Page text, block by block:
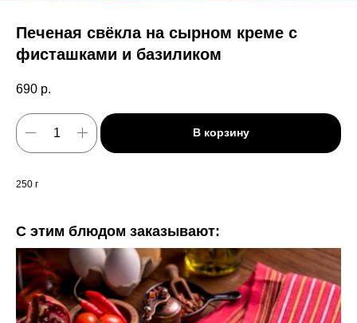
Печеная свёкла на сырном креме с
фисташками и базиликом
690 р.
В корзину
250 г
С этим блюдом заказывают: